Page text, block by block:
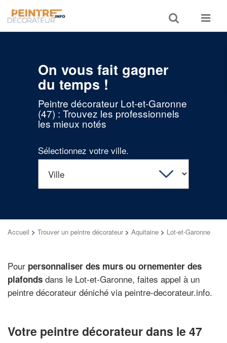
Toggle
search
Toggle
On vous fait gagner
du temps !
Peintre décorateur Lot-et-Garonne
(47) : Trouvez les professionnels
les mieux notés
Sélectionnez votre ville.
Accueil > Trouver un peintre décorateur > Aquitaine > Lot-et-Garonne
Pour personnaliser des murs ou ornementer des
plafonds dans le Lot-et-Garonne, faites appel à un
peintre décorateur déniché via peintre-decorateur.info.
Votre peintre décorateur dans le 47